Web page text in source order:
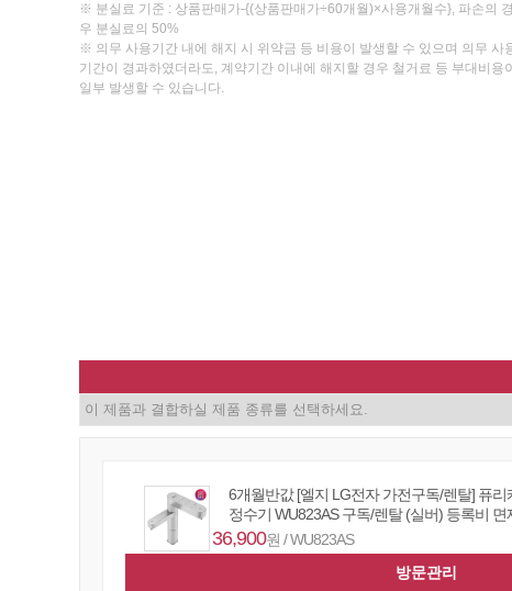
※ 분실료 기준 : 상품판매가-{(상품판매가÷60개월)×사용개월수}, 파손의 경
우 분실료의 50%
※ 의무 사용기간 내에 해지 시 위약금 등 비용이 발생할 수 있으며 의무 사
기간이 경과하였더라도, 계약기간 이내에 해지할 경우 철거료 등 부대비용이
일부 발생할 수 있습니다.
6개월반값 [엘지 LG전자 가전구독/렌탈] 퓨리
정수기 WU823AS 구독/렌탈 (실버) 등록비 면
36,900원 / WU823AS
방문관리